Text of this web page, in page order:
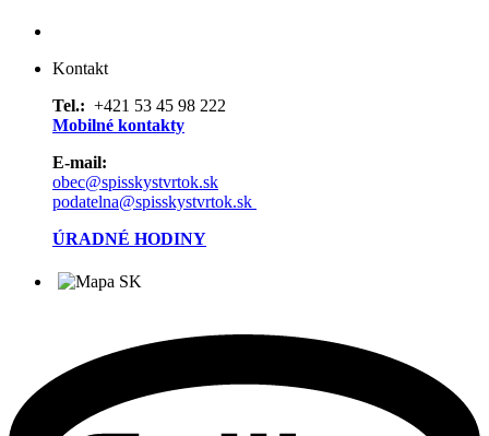
Kontakt
Tel.: +421 53 45 98 222
Mobilné kontakty
E-mail:
obec@spisskystvrtok.sk
podatelna@spisskystvrtok.sk
ÚRADNÉ HODINY